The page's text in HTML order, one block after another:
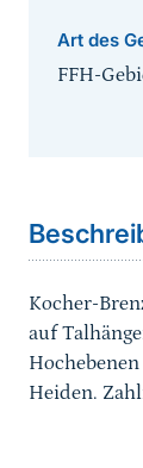
Art des
FFH-
Kocher-
auf
Heiden.